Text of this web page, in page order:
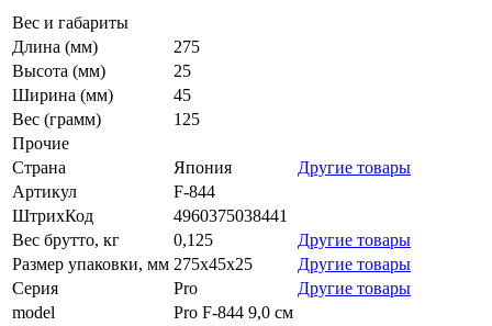
Вес и габариты
Длина (мм)
275
Высота (мм)
25
Ширина (мм)
45
Вес (грамм)
125
Прочие
Страна
Япония
Другие товары
Артикул
F-844
ШтрихКод
4960375038441
Вес брутто, кг
0,125
Другие товары
Размер упаковки, мм 275x45x25
Другие товары
Серия
Pro
Другие товары
model
Pro F-844 9,0 см